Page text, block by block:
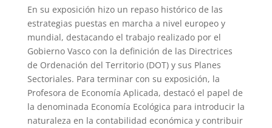
En su exposición hizo un repaso histórico de las
estrategias puestas en marcha a nivel europeo y
mundial, destacando el trabajo realizado por el
Gobierno Vasco con la definición de las Directrices
de Ordenación del Territorio (DOT) y sus Planes
Sectoriales. Para terminar con su exposición, la
Profesora de Economía Aplicada, destacó el papel de
la denominada Economía Ecológica para introducir la
naturaleza en la contabilidad económica y contribuir